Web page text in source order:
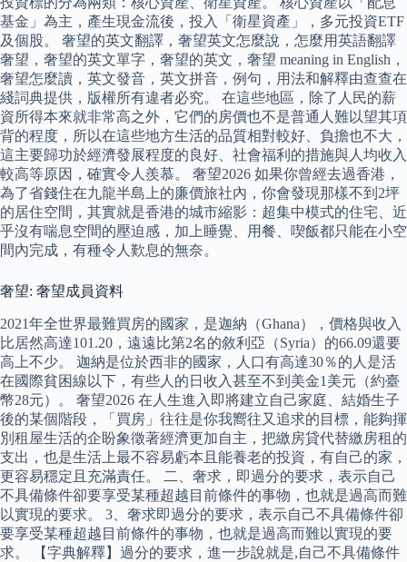
基金」為主，產生現金流後，投入「衛星資產」，多元投資ETF
及個股。 奢望的英文翻譯，奢望英文怎麼說，怎麼用英語翻譯
奢望，奢望的英文單字，奢望的英文，奢望 meaning in English，
奢望怎麼讀，英文發音，英文拼音，例句，用法和解釋由查查在
綫詞典提供，版權所有違者必究。 在這些地區，除了人民的薪
資所得本來就非常高之外，它們的房價也不是普通人難以望其項
背的程度，所以在這些地方生活的品質相對較好、負擔也不大，
這主要歸功於經濟發展程度的良好、社會福利的措施與人均收入
較高等原因，確實令人羨慕。 奢望2026 如果你曾經去過香港，
為了省錢住在九龍半島上的廉價旅社內，你會發現那樣不到2坪
的居住空間，其實就是香港的城市縮影：超集中模式的住宅、近
乎沒有喘息空間的壓迫感，加上睡覺、用餐、喫飯都只能在小空
間內完成，有種令人歎息的無奈。
奢望: 奢望成員資料
2021年全世界最難買房的國家，是迦納（Ghana），價格與收入
比居然高達101.20，遠遠比第2名的敘利亞（Syria）的66.09還要
高上不少。 迦納是位於西非的國家，人口有高達30％的人是活
在國際貧困線以下，有些人的日收入甚至不到美金1美元（約臺
幣28元）。 奢望2026 在人生進入即將建立自己家庭、結婚生子
後的某個階段，「買房」往往是你我嚮往又追求的目標，能夠揮
別租屋生活的企盼象徵著經濟更加自主，把繳房貸代替繳房租的
支出，也是生活上最不容易虧本且能養老的投資，有自己的家，
更容易穩定且充滿責任。 二、奢求，即過分的要求，表示自己
不具備條件卻要享受某種超越目前條件的事物，也就是過高而難
以實現的要求。 3、奢求即過分的要求，表示自己不具備條件卻
要享受某種超越目前條件的事物，也就是過高而難以實現的要
求。 【字典解釋】過分的要求，進一步說就是,自己不具備條件